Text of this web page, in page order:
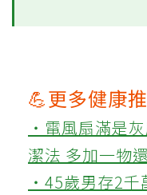
💪更多健康
‧電風扇滿是
潔法 多加一物
‧45歲男存2千